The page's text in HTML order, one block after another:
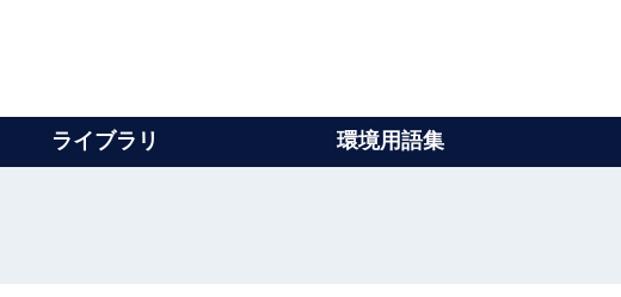
ライブラリ 環境用語集